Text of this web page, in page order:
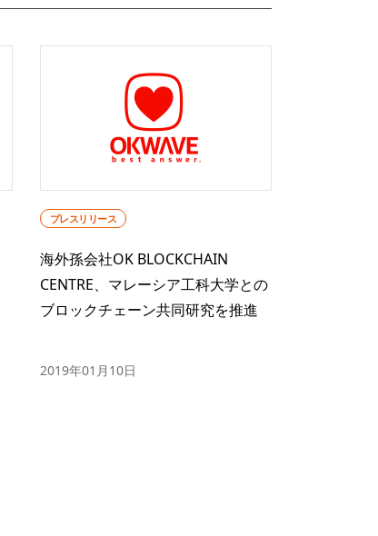
プレスリリース
海外孫会社OK BLOCKCHAIN
CENTRE、マレーシア工科大学との
ブロックチェーン共同研究を推進
2019年01月10日